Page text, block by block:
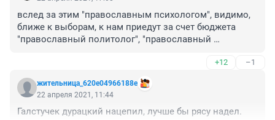
вслед за этим "православным психологом", видимо,
ближе к выборам, к нам приедут за счет бюджета
"православный политолог", "православный
"православный математик" на православном
калькуляторе ))))
+12 –1
жительница_620e04966188e
22 апреля 2021, 11:44
Галстучек дурацкий нацепил, лучше бы рясу надел.